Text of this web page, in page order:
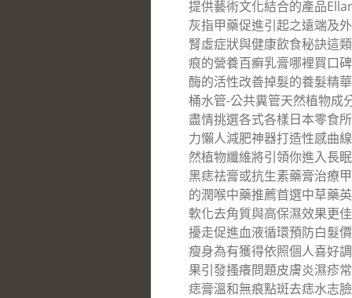
提供藝術文化結合的產品
灰指甲藥促進引起之遠端及
腎虛症狀與健康飲食秘訣這
痕的營養百癬乳膏哪裡買口
酶的活性改善掉髮的養髮精
桶水管-公共糞管天然植物成
盡情挑選各式各樣日本零食
力懶人減肥神器打造性感曲
然植物纖維將引領你進入長
黑痣祛膏或抗生素藥膏治療
的潤喉中藥推薦首選中草藥
軟化去角質與高保濕效果更
擾走促進血液循環預防白髮
瘦身為有獲得依照個人喜好
果引發搔癢問題皮膚炎濕疹
痣膏溫和無痕點斑去痣水志